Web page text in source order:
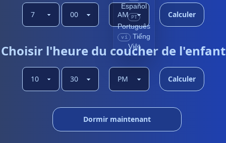
Español
PT
Português
vi
Tiếng
Việt
Calculer
Choisir l'heure du coucher de l'enfant
Calculer
Dormir maintenant